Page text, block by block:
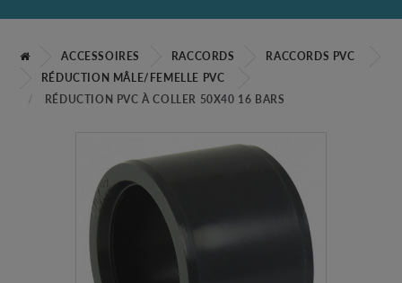
ACCESSOIRES RACCORDS
RACCORDS PVC
RÉDUCTION MÂLE/FEMELLE PVC
RÉDUCTION PVC À COLLER 50X40 16 BARS